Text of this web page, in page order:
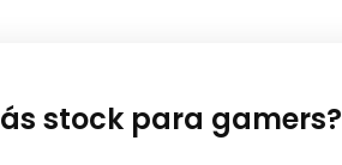
stock para gamers?